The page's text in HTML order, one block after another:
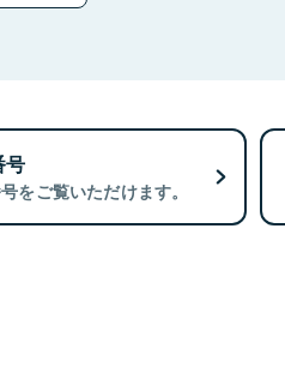
号
をご覧いただけます。